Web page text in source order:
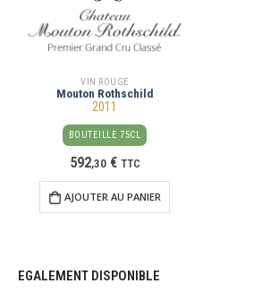
VIN ROUGE
Mouton Rothschild
2011
BOUTEILLE 75CL
592,30 € TTC
AJOUTER AU PANIER
EGALEMENT DISPONIBLE